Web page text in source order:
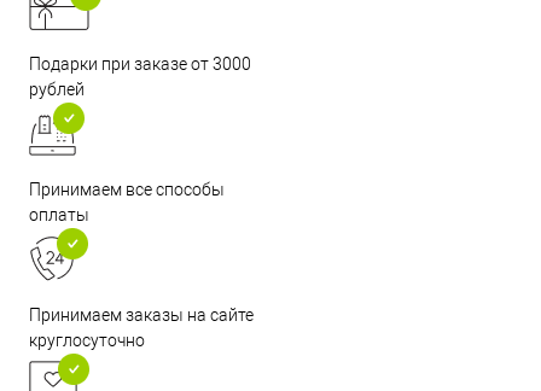
Подарки при заказе от 3000
рублей
Принимаем все способы
оплаты
Принимаем заказы на сайте
круглосуточно